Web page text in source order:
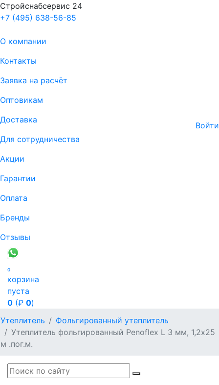
Стройснабсервис 24
+7 (495) 638-56-85
О компании
Контакты
Заявка на расчёт
Оптовикам
Доставка
Для сотрудничества
Акции
Гарантии
Оплата
Бренды
Отзывы
Войти

корзина
пуста
0 (₽ 0)
Утеплитель
Фольгированный утеплитель
Утеплитель фольгированный Penoflex L 3 мм, 1,2x25
м .пог.м.